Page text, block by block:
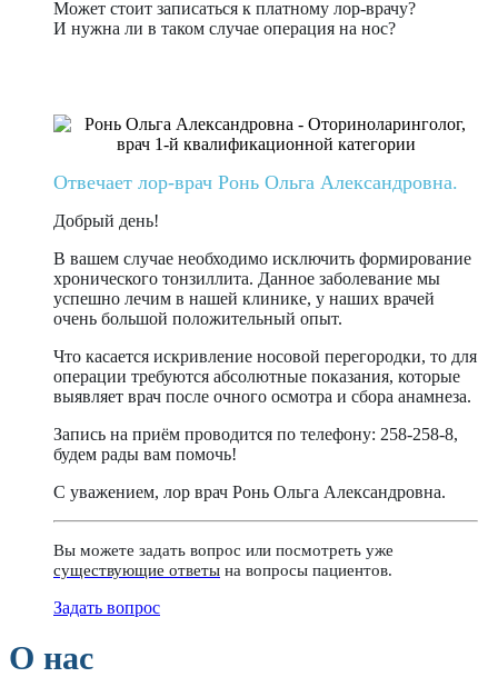
Может стоит записаться к платному лор-врачу?
И нужна ли в таком случае операция на нос?
Отвечает лор-врач Ронь Ольга Александровна.
Добрый день!
В вашем случае необходимо исключить формирование
хронического тонзиллита. Данное заболевание мы
успешно лечим в нашей клинике, у наших врачей
очень большой положительный опыт.
Что касается искривление носовой перегородки, то для
операции требуются абсолютные показания, которые
выявляет врач после очного осмотра и сбора анамнеза.
Запись на приём проводится по телефону: 258-258-8,
будем рады вам помочь!
С уважением, лор врач Ронь Ольга Александровна.
Вы можете задать вопрос или посмотреть уже
существующие ответы на вопросы пациентов.
Задать вопрос
О нас